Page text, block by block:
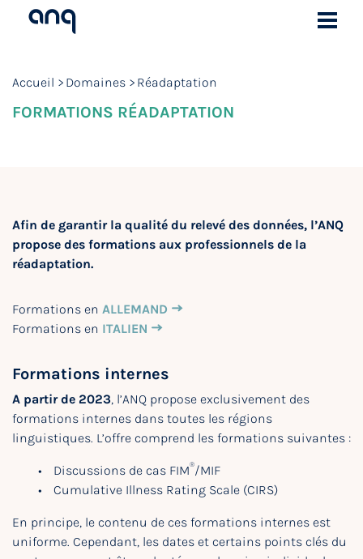
Accueil Domaines Réadaptation
FORMATIONS RÉADAPTATION
Afin de garantir la qualité du relevé des données, l’ANQ
propose des formations aux professionnels de la
réadaptation.
Formations en ALLEMAND
Formations en ITALIEN
Formations internes
A partir de 2023, l’ANQ propose exclusivement des
formations internes dans toutes les régions
linguistiques. L’offre comprend les formations suivantes :
Discussions de cas FIM®/MIF
Cumulative Illness Rating Scale (CIRS)
En principe, le contenu de ces formations internes est
uniforme. Cependant, les dates et certains points clés du